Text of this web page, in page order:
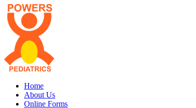
Home
About Us
Online Forms